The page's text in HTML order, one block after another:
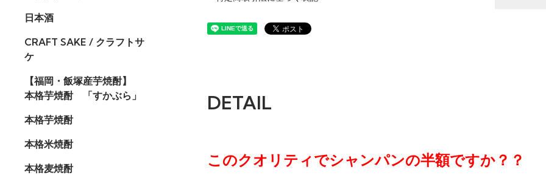
日本酒
CRAFT SAKE / クラフトサ
ケ
【福岡・飯塚産芋焼酎】
本格芋焼酎 「すかぶら」
本格芋焼酎
本格米焼酎
本格麦焼酎
DETAIL
このクオリティでシャンパンの半額ですか？？